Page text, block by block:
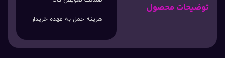
توضیحات محصول
هزینه حمل به عهده خریدار